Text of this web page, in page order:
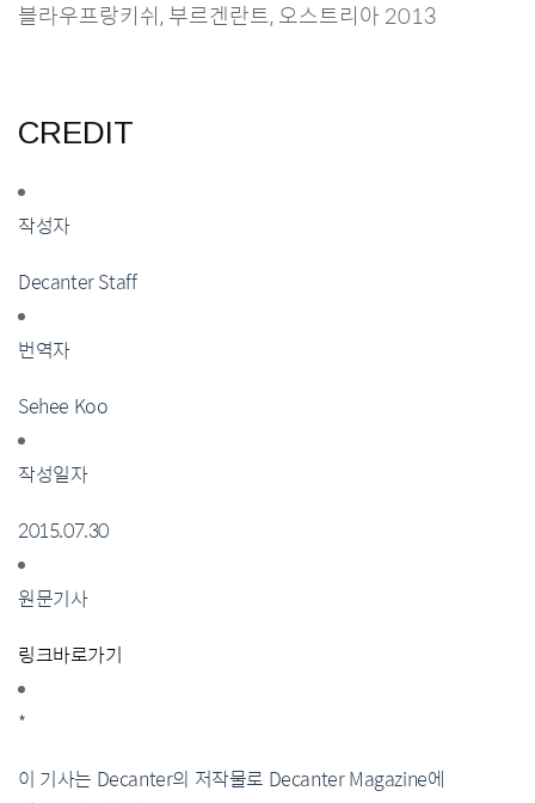
블라우프랑키쉬, 부르겐란트, 오스트리아 2013
CREDIT
작성자
Decanter Staff
번역자
Sehee Koo
작성일자
2015.07.30
원문기사
링크바로가기
*
이 기사는 Decanter의 저작물로 Decanter Magazine에